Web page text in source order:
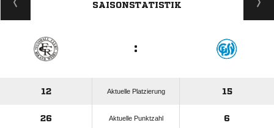
SAISONSTATISTIK
:
12 Aktuelle Platzierung 15
26 Aktuelle Punktzahl 6